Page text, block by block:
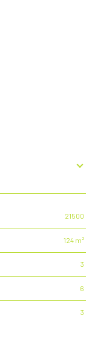
21500
124 m²
3
6
3